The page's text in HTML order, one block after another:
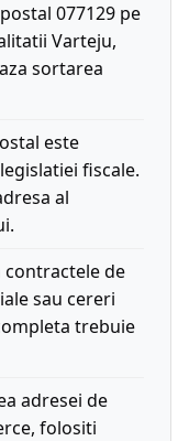
077129 pe
Varteju,
sortarea
este
fiscale.
al
contractele de
sau cereri
trebuie
adresei de
folositi